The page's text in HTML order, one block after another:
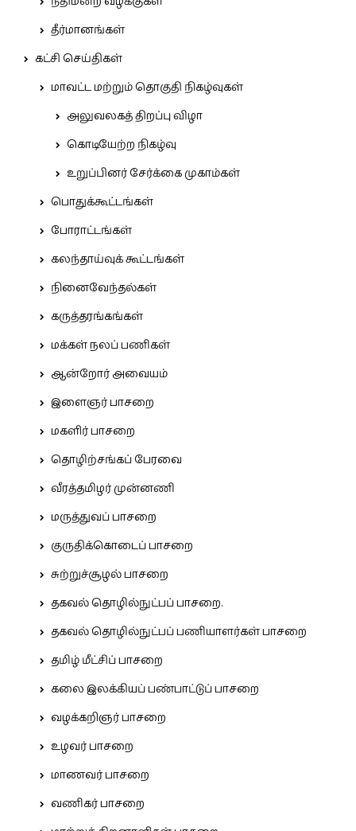
தீர்மானங்கள்
கட்சி செய்திகள்
மாவட்ட மற்றும் தொகுதி நிகழ்வுகள்
அலுவலகத் திறப்பு விழா
கொடியேற்ற நிகழ்வு
உறுப்பினர் சேர்க்கை முகாம்கள்
பொதுக்கூட்டங்கள்
போராட்டங்கள்
கலந்தாய்வுக் கூட்டங்கள்
நினைவேந்தல்கள்
கருத்தரங்கங்கள்
மக்கள் நலப் பணிகள்
ஆன்றோர் அவையம்
இளைஞர் பாசறை
மகளிர் பாசறை
தொழிற்சங்கப் பேரவை
வீரத்தமிழர் முன்னணி
மருத்துவப் பாசறை
குருதிக்கொடைப் பாசறை
சுற்றுச்சூழல் பாசறை
தகவல் தொழில்நுட்பப் பாசறை.
தகவல் தொழில்நுட்பப் பணியாளர்கள் பாசறை
தமிழ் மீட்சிப் பாசறை
கலை இலக்கியப் பண்பாட்டுப் பாசறை
வழக்கறிஞர் பாசறை
உழவர் பாசறை
மாணவர் பாசறை
வணிகர் பாசறை